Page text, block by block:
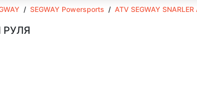
/ SEGWAY Powersports / ATV SEGWAY SNARLER